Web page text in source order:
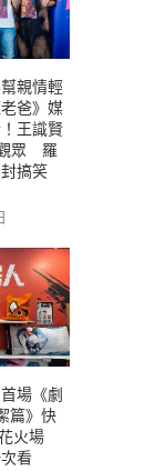
親情輕
爸》媒
王識賢
眾 羅
搞笑
場《劇
篇》快
火場
看